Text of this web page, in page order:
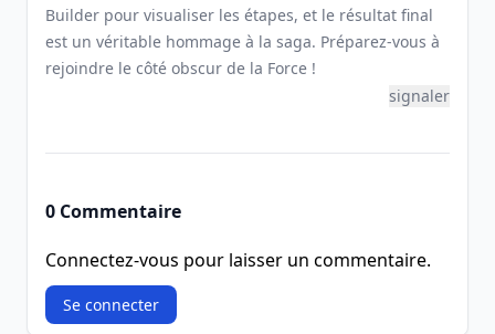
Builder pour visualiser les étapes, et le résultat final
est un véritable hommage à la saga. Préparez-vous à
rejoindre le côté obscur de la Force !
signaler
0 Commentaire
Connectez-vous pour laisser un commentaire.
Se connecter